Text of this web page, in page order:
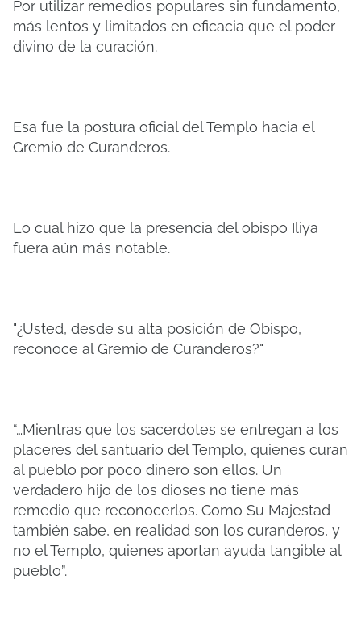
Por utilizar remedios populares sin fundamento,
más lentos y limitados en eficacia que el poder
divino de la curación.
Esa fue la postura oficial del Templo hacia el
Gremio de Curanderos.
Lo cual hizo que la presencia del obispo Iliya
fuera aún más notable.
"¿Usted, desde su alta posición de Obispo,
reconoce al Gremio de Curanderos?"
“…Mientras que los sacerdotes se entregan a los
placeres del santuario del Templo, quienes curan
al pueblo por poco dinero son ellos. Un
verdadero hijo de los dioses no tiene más
remedio que reconocerlos. Como Su Majestad
también sabe, en realidad son los curanderos, y
no el Templo, quienes aportan ayuda tangible al
pueblo”.